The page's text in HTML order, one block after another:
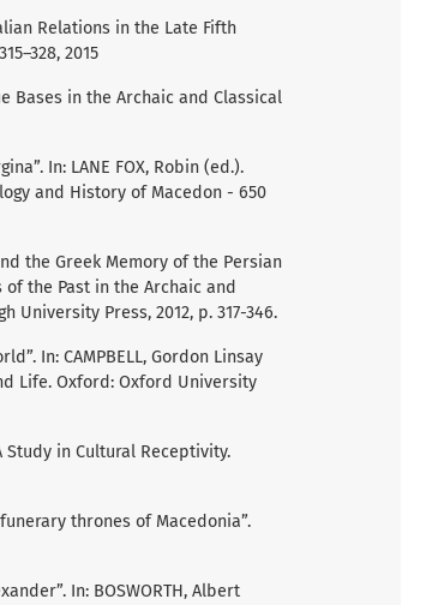
Relations in the Late Fifth
2015
Bases in the Archaic and Classical
In: LANE FOX, Robin (ed.).
and History of Macedon - 650
the Greek Memory of the Persian
of the Past in the Archaic and
University Press, 2012, p. 317-346.
In: CAMPBELL, Gordon Linsay
Life. Oxford: Oxford University
Study in Cultural Receptivity.
thrones of Macedonia”.
In: BOSWORTH, Albert